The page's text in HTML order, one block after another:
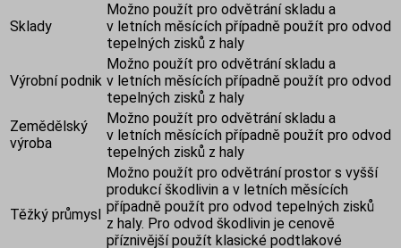
Sklady
Možno použít pro odvětrání skladu a
v letních měsících případně použít pro odvod
tepelných zisků z haly
Výrobní podnik
Možno použít pro odvětrání skladu a
v letních měsících případně použít pro odvod
tepelných zisků z haly
Zemědělský
výroba
Možno použít pro odvětrání skladu a
v letních měsících případně použít pro odvod
tepelných zisků z haly
Těžký průmysl
Možno použít pro odvětrání prostor s vyšší
produkcí škodlivin a v letních měsících
případně použít pro odvod tepelných zisků
z haly. Pro odvod škodlivin je cenově
příznivější použít klasické podtlakové